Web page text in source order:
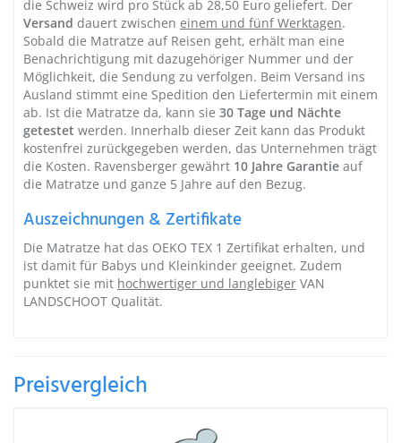
die Schweiz wird pro Stück ab 28,50 Euro geliefert. Der
Versand dauert zwischen einem und fünf Werktagen.
Sobald die Matratze auf Reisen geht, erhält man eine
Benachrichtigung mit dazugehöriger Nummer und der
Möglichkeit, die Sendung zu verfolgen. Beim Versand ins
Ausland stimmt eine Spedition den Liefertermin mit einem
ab. Ist die Matratze da, kann sie 30 Tage und Nächte
getestet werden. Innerhalb dieser Zeit kann das Produkt
kostenfrei zurückgegeben werden, das Unternehmen trägt
die Kosten. Ravensberger gewährt 10 Jahre Garantie auf
die Matratze und ganze 5 Jahre auf den Bezug.
Auszeichnungen & Zertifikate
Die Matratze hat das OEKO TEX 1 Zertifikat erhalten, und
ist damit für Babys und Kleinkinder geeignet. Zudem
punktet sie mit hochwertiger und langlebiger VAN
LANDSCHOOT Qualität.
Preisvergleich